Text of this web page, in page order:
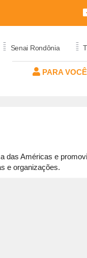
= Senai Rondônia =
PARA VOCÊ
TÉCNICA
PSAI
das Américas e
e organizações.